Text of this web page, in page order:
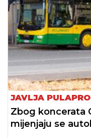
JAVLJA
Zbog koncerata
mijenjaju se